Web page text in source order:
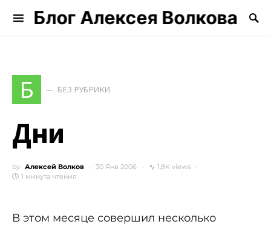
Блог Алексея Волкова
Search for:
Б БЕЗ РУБРИКИ
Дни
by Алексей Волков 30 Янв 2006
1,8K views
1 минута чтения
В этом месяце совершил несколько